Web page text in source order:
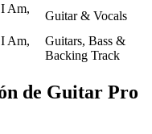
Am,
Guitar & Vocals
Am,
Guitars, Bass &
Backing Track
de Guitar Pro